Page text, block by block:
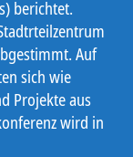
berichtet.
Auf
sich wie
Projekte aus
wird in